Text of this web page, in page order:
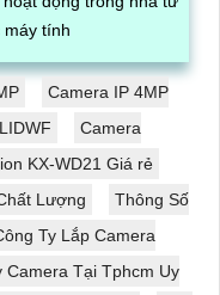
máy tính
Camera IP 4MP
Camera
KX-WD21 Giá rẻ
Lượng
Thông Số
Ty Lắp Camera
Camera Tại Tphcm Uy